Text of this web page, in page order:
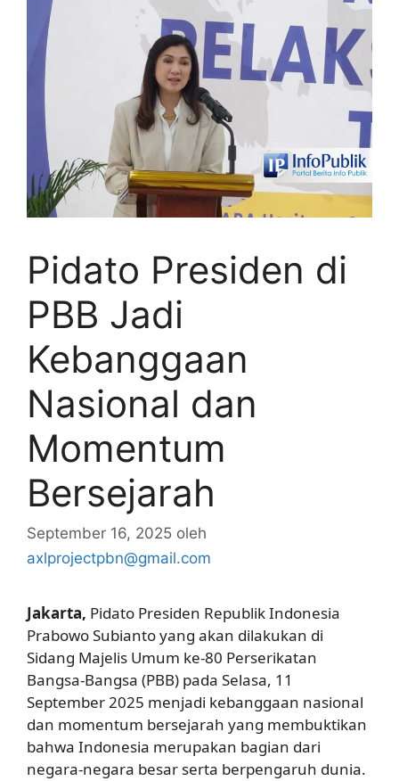
Pidato Presiden di
PBB Jadi
Kebanggaan
Nasional dan
Momentum
Bersejarah
September 16, 2025 oleh
axlprojectpbn@gmail.com
Jakarta, Pidato Presiden Republik Indonesia
Prabowo Subianto yang akan dilakukan di
Sidang Majelis Umum ke-80 Perserikatan
Bangsa-Bangsa (PBB) pada Selasa, 11
September 2025 menjadi kebanggaan nasional
dan momentum bersejarah yang membuktikan
bahwa Indonesia merupakan bagian dari
negara-negara besar serta berpengaruh dunia.